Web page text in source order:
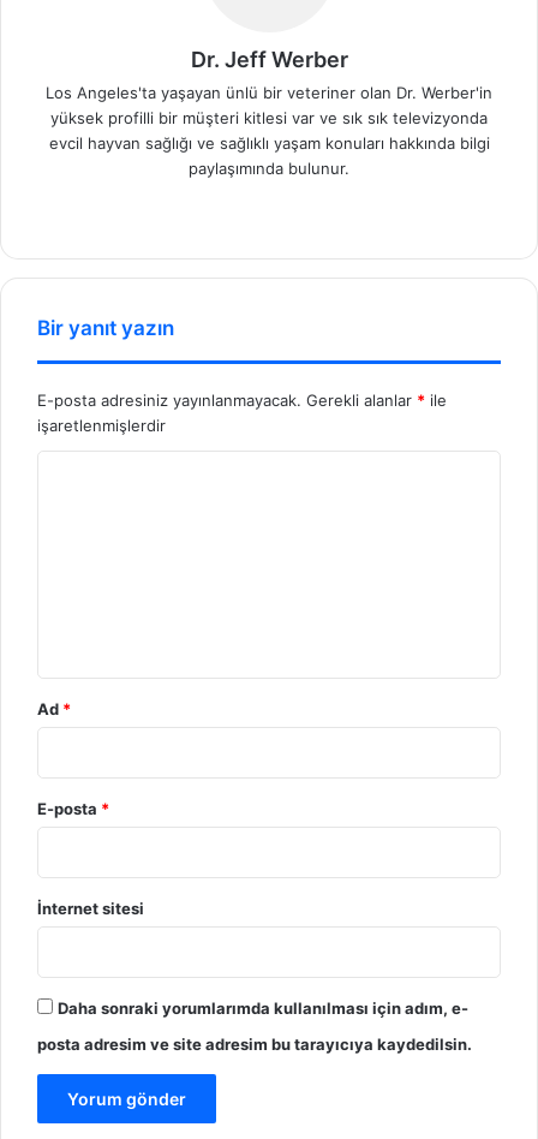
Dr. Jeff Werber
Los Angeles'ta yaşayan ünlü bir veteriner olan Dr. Werber'in
yüksek profilli bir müşteri kitlesi var ve sık sık televizyonda
evcil hayvan sağlığı ve sağlıklı yaşam konuları hakkında bilgi
paylaşımında bulunur.
sit
Bir yanıt yazın
E-posta adresiniz yayınlanmayacak. Gerekli alanlar * ile
işaretlenmişlerdir
Ad *
E-posta *
İnternet sitesi
Daha sonraki yorumlarımda kullanılması için adım, e-
posta adresim ve site adresim bu tarayıcıya kaydedilsin.